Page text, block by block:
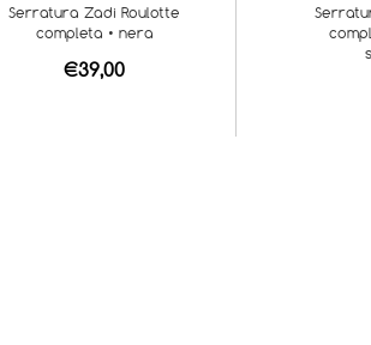
Serratura Zadi Roulotte
completa • nera
€39,00